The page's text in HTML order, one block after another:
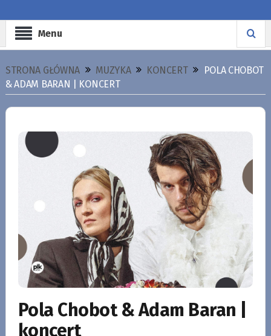
Menu
STRONA GŁÓWNA MUZYKA KONCERT
POLA CHOBOT
& ADAM BARAN | KONCERT
Pola Chobot & Adam Baran |
koncert